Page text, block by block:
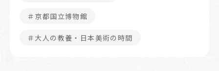
＃京都国立博物館
＃大人の教養・日本美術の時間